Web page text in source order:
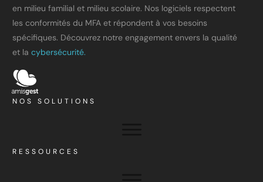
en milieu familial et milieu scolaire. Nos logiciels respectent
les conformités du MFA et répondent à vos besoins
spécifiques. Découvrez notre engagement envers la qualité
et la cybersécurité.
NOS SOLUTIONS
RESSOURCES